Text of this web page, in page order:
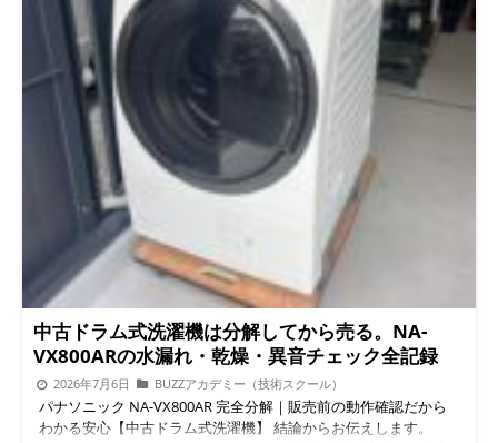
点で、内部までしっかり確認します。 Q. 出張だけでなく、ガレ
ージへの持ち込みもできますか？ A. 可能です。国内初のドラム
式洗濯機専用ガレージを完備しているため、引き取り・お客様に
よるガレージ持ち込みのどちらにも対応しています。 対応エリ
ア(関東全域対応) 便利屋BUZZ／BUZZ PRO LABは、ガレージ周辺
エリアはもちろん、関東全域(東京都・神奈川県・埼玉県・千葉
県など)のドラム式洗濯機修理・中古買取販売に対応していま
す。近隣市エリアへの出張も承っておりますので、まずはお気軽
にご相談ください。 東京都全域 神奈川県 埼玉県 千葉県 関東近
隣市エリア 「型番」と「症状(給水が遅い/U14が出る等)」を送る
だけで、概算のお見積もりが可能です。 今すぐLINEで相談 公式
サイトを見る 便利屋BUZZ / BUZZ PRO LAB ドラム式洗濯機整備
チーム 続きを読む
ジです。施設内には技術者育成のための「BUZZアカデミー（ド
ラム式洗濯機分解スクール）」と研究施設も併設し、日々技術力
をアップデートしています。 専用ガレージへの持ち込み整備、
ご自宅までの引き取り整備どちらも対応 埼玉県入間市を拠点
に、所沢市・狭山市・飯能市・青梅市など近隣市エリアも対応
関東全域（埼玉・東京・神奈川・千葉・群馬・栃木の一部）出張
可能 サービス内容を詳しく見る ドラム洗濯機中古で悩んでいま
せんか？壊れた・買い替え・買取まで一括サポート 修理か買い
替えか迷ったら、まずは診断だけでもご相談ください。ドラム洗
濯機壊れたときの選択肢は、実は2つあります。 ① 修理という選
択肢 今回のようにモーターやVベルトなど消耗部品の交換だけで
復活するケースは多く、買い替えより費用を抑えられることがほ
とんどです。 ② 中古整備済みへの買い替えという選択肢 BUZZ
PRO LABでは、分解整備済みのドラム洗濯機中古の販売・買取も
行っています。ドラム洗濯機中古買い替えをお考えの方も、整備
済みモデルなら初期不良の心配が少なく安心です。持ち込み分解
整備洗浄も受付中で、リサイクルショップに出す前にまずは買取
査定だけでもお気軽にどうぞ。 中古整備済み一覧を見る オンラ
インショップはこちら 埃・カビ・詰まりも見逃さない定期点検
を モーターやベルトだけでなく、内部の埃づまりも異音や乾燥
不良の原因になります。「洗濯機 乾燥できない 掃除」で調べて
ない部分まですべて確認・洗浄できる環境を整えています。 国
内初のドラム洗濯機専用ガレージ整備完備 持ち込み・引き取り
どちらにも対応 整備の様子はすべて写真で記録・お客様へ共有
「ドラム洗濯機 埃」「ドラム洗濯機 カビ」「ドラム洗濯機
臭い」で検索してこのページにたどり着いた方も多いと思います
が、実はその原因の多くは、外からは見えないドラム槽の裏側や
排水経路に隠れています。だからこそ、分解しないと本当の意味
での洗浄はできないんです。 今回整備した本体：Panasonic NA-
VX800AR 型式を一台ずつ確認し記録 完全分解作業でやっている
こと 今回のNA-VX800ARでは、以下の工程をすべて行いました。
ドラム式洗濯機の分解を業者に依頼するなら、ここまでやるかど
うかが仕上がりの差になります。 ドラム槽を本体から取り外
し、各パーツもすべて分解 脱水カバーの徹底洗浄（臭い・カビ
の温床になりやすい部分） 排水経路の徹底洗浄（詰まりや乾か
ない原因を根本から除去） ヒートポンプ・ヒートポンプケース
の洗浄（乾燥できない原因対策） 水槽内部を一つひとつ手洗浄
背面側も見えない汚れまで清掃 乾燥できない・乾かない原因に
なりやすいヒートポンプを洗浄 ヒートポンプケース内部まで洗
浄 取り外した各パーツを個別に洗浄 なぜここまで分解するのか
（現場の根拠） 洗濯機の「臭い」「カビ」「乾かない」という
相談の多くは、表面のクリーニングだけでは解決しません。埃が
中古ドラム式洗濯機は分解してから売る。NA-
VX800ARの水漏れ・乾燥・異音チェック全記録
2026年7月6日 BUZZアカデミー（技術スクール）
パナソニック NA-VX800AR 完全分解｜販売前の動作確認だから
わかる安心【中古ドラム式洗濯機】 結論からお伝えします。